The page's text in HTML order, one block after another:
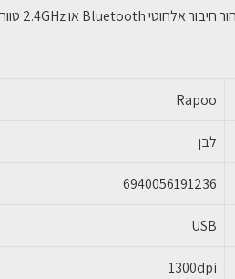
Rapoo
לבן
6940056191236
USB
1300dpi